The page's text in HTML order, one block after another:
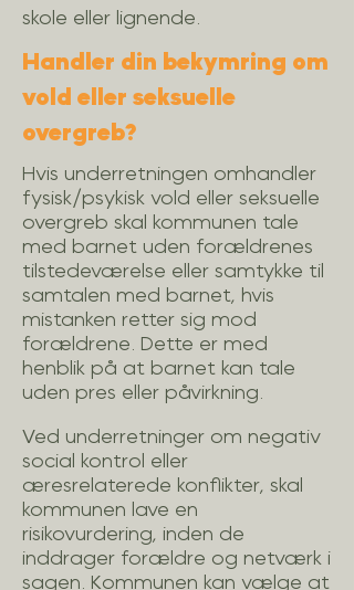
skole eller lignende.
Handler din bekymring om
vold eller seksuelle
overgreb?
Hvis underretningen omhandler
fysisk/psykisk vold eller seksuelle
overgreb skal kommunen tale
med barnet uden forældrenes
tilstedeværelse eller samtykke til
samtalen med barnet, hvis
mistanken retter sig mod
forældrene. Dette er med
henblik på at barnet kan tale
uden pres eller påvirkning.
Ved underretninger om negativ
social kontrol eller
æresrelaterede konflikter, skal
kommunen lave en
risikovurdering, inden de
inddrager forældre og netværk i
sagen. Kommunen kan vælge at